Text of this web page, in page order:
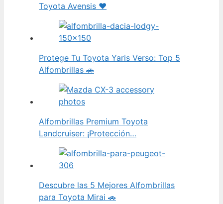
Toyota Avensis ❤️
Protege Tu Toyota Yaris Verso: Top 5
Alfombrillas 🚗
Alfombrillas Premium Toyota
Landcruiser: ¡Protección…
Descubre las 5 Mejores Alfombrillas
para Toyota Mirai 🚗